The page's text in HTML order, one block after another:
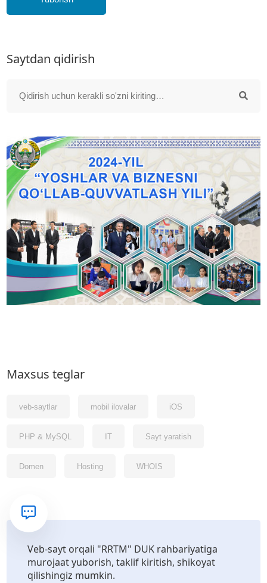
Saytdan qidirish
Maxsus teglar
veb-saytlar mobil ilovalar iOS
PHP & MySQL IT Sayt yaratish
Domen Hosting WHOIS
Veb-sayt orqali "RRTM" DUK rahbariyatiga
murojaat yuborish, taklif kiritish, shikoyat
qilishingiz mumkin.